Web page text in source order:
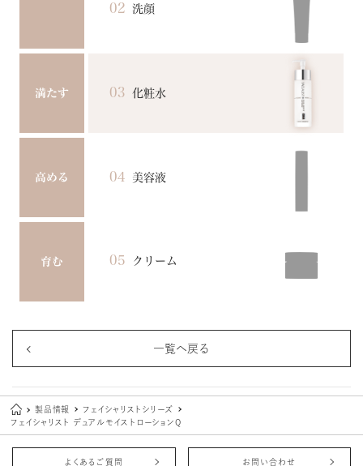
02 洗顔
満たす 03 化粧水
高める 04 美容液
育む 05 クリーム
一覧へ戻る
製品情報
フェイシャリストシリーズ
フェイシャリスト デュアルモイストローションQ
よくあるご質問 お問い合わせ